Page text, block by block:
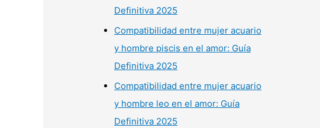
Definitiva 2025
Compatibilidad entre mujer acuario
y hombre piscis en el amor: Guía
Definitiva 2025
Compatibilidad entre mujer acuario
y hombre leo en el amor: Guía
Definitiva 2025